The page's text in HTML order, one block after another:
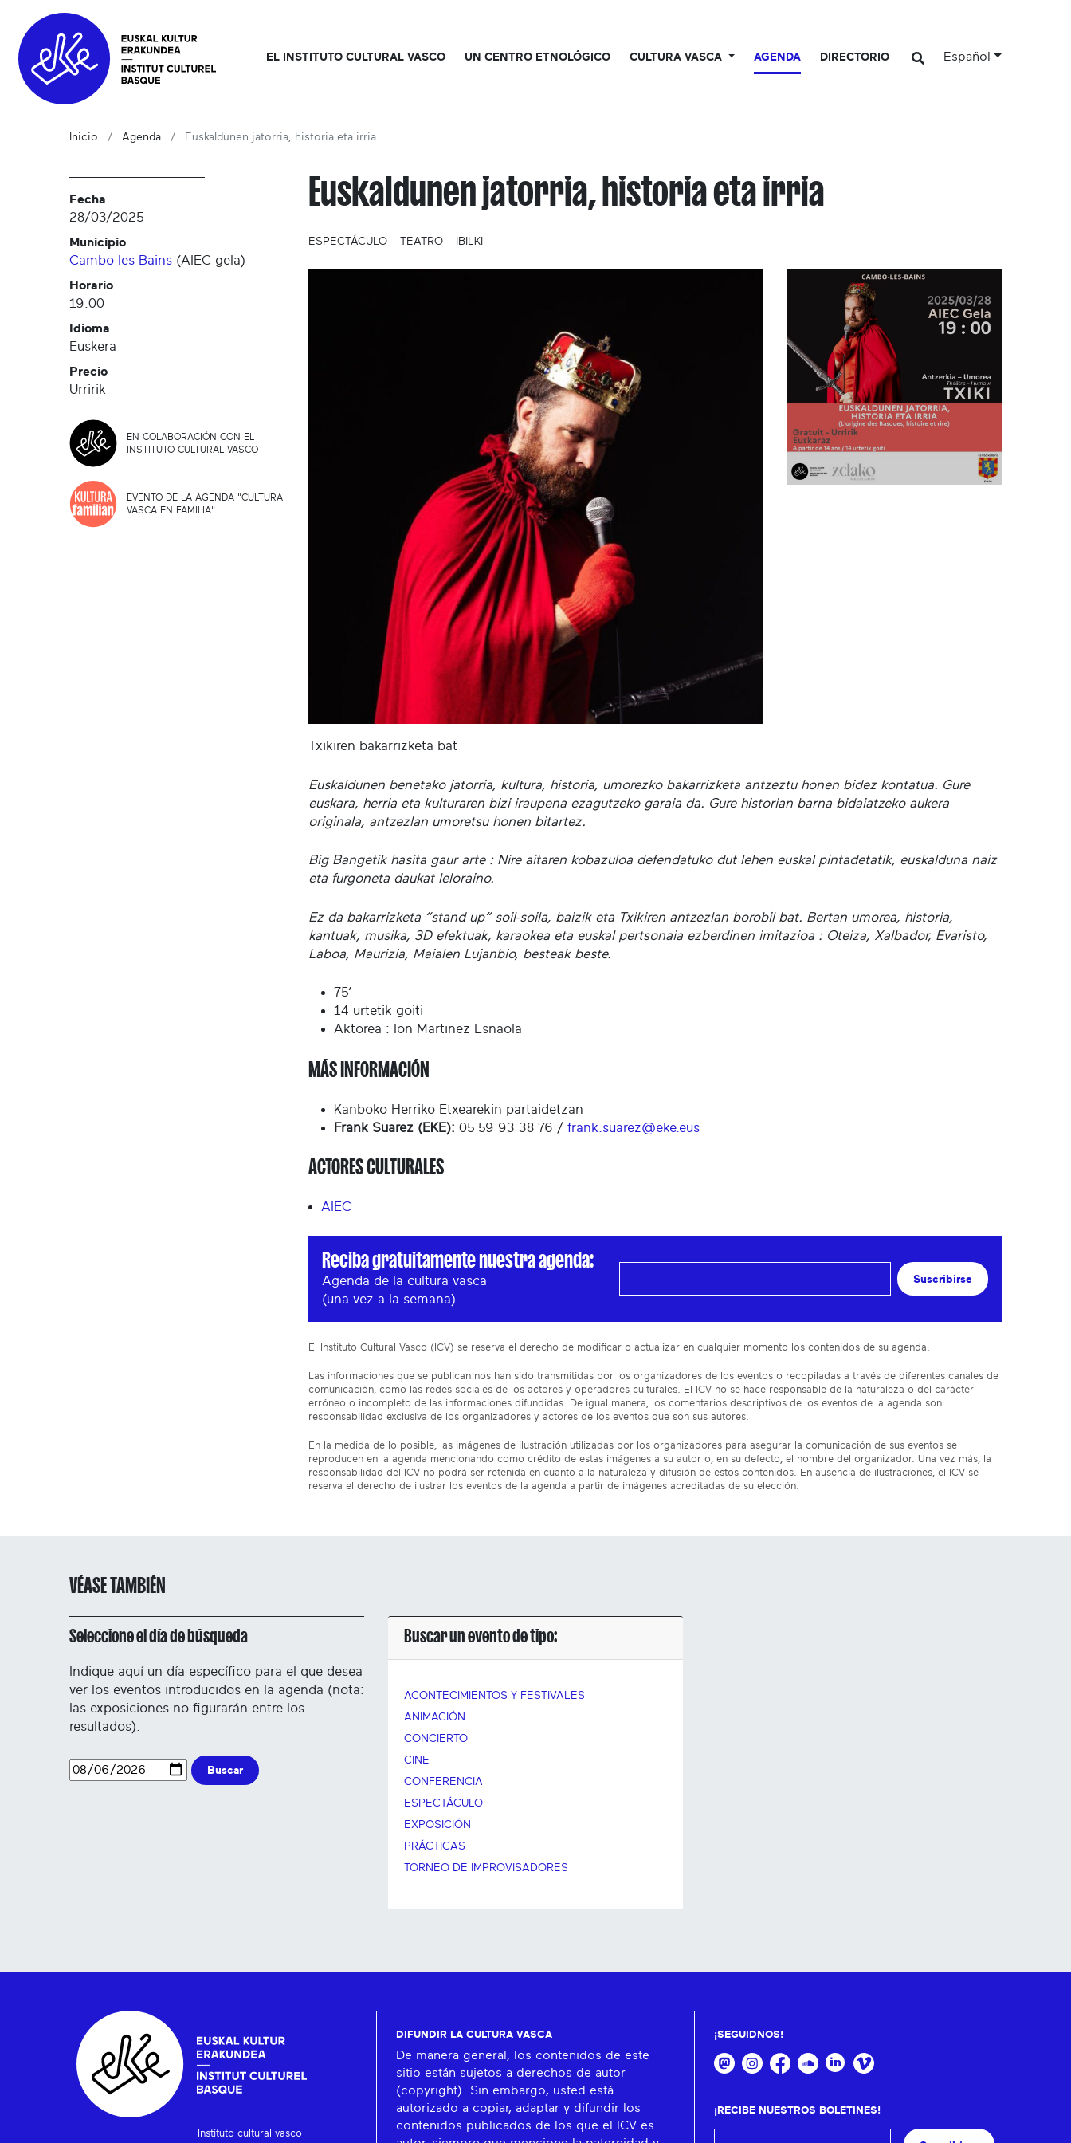
EL INSTITUTO CULTURAL VASCO UN CENTRO ETNOLÓGICO CULTURA VASCA AGENDA DIRECTORIO Español
Inicio Agenda Euskaldunen jatorria, historia eta irria
Fecha
28/03/2025
Municipio
Cambo-les-Bains (AIEC gela)
Horario
19:00
Idioma
Euskera
Precio
Urririk
EN COLABORACIÓN CON EL
INSTITUTO CULTURAL VASCO
EVENTO DE LA AGENDA "CULTURA
VASCA EN FAMILIA"
Euskaldunen jatorria, historia eta irria
ESPECTÁCULO TEATRO IBILKI
Txikiren bakarrizketa bat
Euskaldunen benetako jatorria, kultura, historia, umorezko bakarrizketa antzeztu honen bidez kontatua. Gure
euskara, herria eta kulturaren bizi iraupena ezagutzeko garaia da. Gure historian barna bidaiatzeko aukera
originala, antzezlan umoretsu honen bitartez.
Big Bangetik hasita gaur arte : Nire aitaren kobazuloa defendatuko dut lehen euskal pintadetatik, euskalduna naiz
eta furgoneta daukat leloraino.
Ez da bakarrizketa “stand up” soil-soila, baizik eta Txikiren antzezlan borobil bat. Bertan umorea, historia,
kantuak, musika, 3D efektuak, karaokea eta euskal pertsonaia ezberdinen imitazioa : Oteiza, Xalbador, Evaristo,
Laboa, Maurizia, Maialen Lujanbio, besteak beste.
75’
14 urtetik goiti
Aktorea : Ion Martinez Esnaola
MÁS INFORMACIÓN
Kanboko Herriko Etxearekin partaidetzan
Frank Suarez (EKE): 05 59 93 38 76 / frank.suarez@eke.eus
ACTORES CULTURALES
AIEC
Reciba gratuitamente nuestra agenda:
Agenda de la cultura vasca
(una vez a la semana)
Suscribirse
El Instituto Cultural Vasco (ICV) se reserva el derecho de modificar o actualizar en cualquier momento los contenidos de su agenda.
Las informaciones que se publican nos han sido transmitidas por los organizadores de los eventos o recopiladas a través de diferentes canales de
comunicación, como las redes sociales de los actores y operadores culturales. El ICV no se hace responsable de la naturaleza o del carácter
erróneo o incompleto de las informaciones difundidas. De igual manera, los comentarios descriptivos de los eventos de la agenda son
responsabilidad exclusiva de los organizadores y actores de los eventos que son sus autores.
En la medida de lo posible, las imágenes de ilustración utilizadas por los organizadores para asegurar la comunicación de sus eventos se
reproducen en la agenda mencionando como crédito de estas imágenes a su autor o, en su defecto, el nombre del organizador. Una vez más, la
responsabilidad del ICV no podrá ser retenida en cuanto a la naturaleza y difusión de estos contenidos. En ausencia de ilustraciones, el ICV se
reserva el derecho de ilustrar los eventos de la agenda a partir de imágenes acreditadas de su elección.
VÉASE TAMBIÉN
Seleccione el día de búsqueda
Indique aquí un día específico para el que desea
ver los eventos introducidos en la agenda (nota:
las exposiciones no figurarán entre los
resultados).
Buscar
Buscar un evento de tipo:
ACONTECIMIENTOS Y FESTIVALES
ANIMACIÓN
CONCIERTO
CINE
CONFERENCIA
ESPECTÁCULO
EXPOSICIÓN
PRÁCTICAS
TORNEO DE IMPROVISADORES
Instituto cultural vasco
DIFUNDIR LA CULTURA VASCA
De manera general, los contenidos de este
sitio están sujetos a derechos de autor
(copyright). Sin embargo, usted está
autorizado a copiar, adaptar y difundir los
contenidos publicados de los que el ICV es
¡SEGUIDNOS!
¡RECIBE NUESTROS BOLETINES!